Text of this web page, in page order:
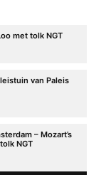
met tolk NGT
van Paleis
– Mozart’s
NGT